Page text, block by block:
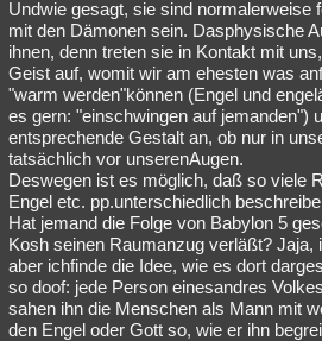
Undwie gesagt, sie sind normalerweise
mit den Dämonen sein. Dasphysische
ihnen, denn treten sie in Kontakt mit
Geist auf, womit wir am ehesten was
"warm werden"können (Engel und
es gern: "einschwingen auf jemanden")
entsprechende Gestalt an, ob nur in
tatsächlich vor unserenAugen.
Deswegen ist es möglich, daß so viele
Engel etc. pp.unterschiedlich
Hat jemand die Folge von Babylon 5
Kosh seinen Raumanzug verläßt? Jaja,
aber ichfinde die Idee, wie es dort
so doof: jede Person einesandres
sahen ihn die Menschen als Mann mit
den Engel oder Gott so, wie er ihn